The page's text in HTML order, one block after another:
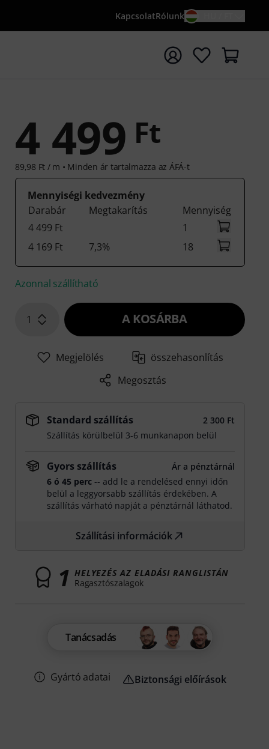
KapcsolatRólunk
indítása {searchTerm} keresőszóval
4 499 Ft
89,98 Ft / m • Minden ár tartalmazza az ÁFÁ-t
Mennyiségi kedvezmény
Darabár
Megtakarítás
Mennyiség
4 499 Ft
1
4 169 Ft
7,3% 18
Azonnal szállítható
1 A KOSÁRBA
Megjelölés
összehasonlítás
Megosztás
Standard szállítás
2 300 Ft
Szállítás körülbelül 3-6 munkanapon belül
Gyors szállítás
Ár a pénztárnál
6 ó 45 perc -- add le a rendelésed ennyi időn
belül a leggyorsabb szállítás érdekében. A
szállítás várható napját a pénztárnál láthatod.
Szállítási információk
1 HELYEZÉS AZ ELADÁSI RANGLISTÁN
Ragasztószalagok
Tanácsadás
Gyártó adatai Biztonsági előírások